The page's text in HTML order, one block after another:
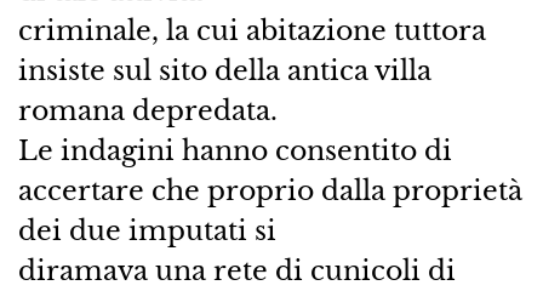
criminale, la cui abitazione tuttora
insiste sul sito della antica villa
romana depredata.
Le indagini hanno consentito di
accertare che proprio dalla proprietà
dei due imputati si
diramava una rete di cunicoli di